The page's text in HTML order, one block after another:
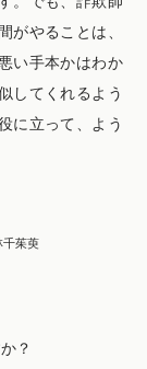
がやることは、
い手本かはわか
してくれるよう
に立って、よう
千茱萸
？